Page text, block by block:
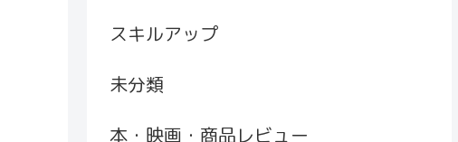
スキルアップ
未分類
本・映画・商品レビュー